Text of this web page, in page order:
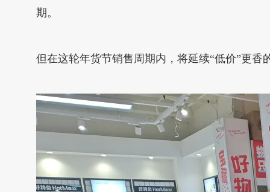
期。
但在这轮年货节销售周期内，将延续“低价”更香